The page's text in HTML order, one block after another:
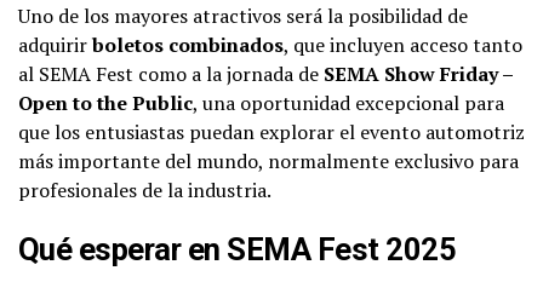
Uno de los mayores atractivos será la posibilidad de
adquirirboletos combinados, que incluyen acceso tanto
al SEMA Fest como a la jornada de SEMA Show Friday –
Open to the Public, una oportunidad excepcional para
que los entusiastas puedan explorar el evento automotriz
más importante del mundo, normalmente exclusivo para
profesionales de la industria.
Qué esperar en SEMA Fest 2025